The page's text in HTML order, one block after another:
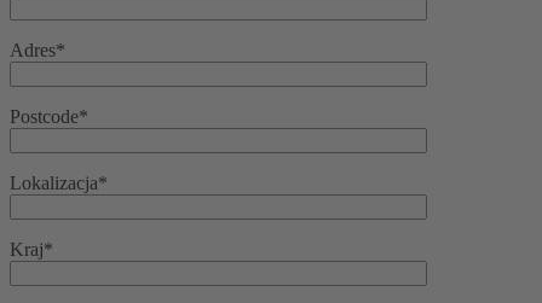
Adres*
Postcode*
Lokalizacja*
Kraj*